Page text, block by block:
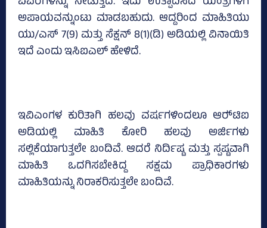
ಅಪಾಯವನ್ನುಂಟು ಮಾಡಬಹುದು. ಆದ್ದರಿಂದ ಮಾಹಿತಿಯು
ಯು/ಎಸ್ 7(9) ಮತ್ತು ಸೆಕ್ಷನ್ 8(1)(ಡಿ) ಅಡಿಯಲ್ಲಿ ವಿನಾಯಿತಿ
ಇದೆ ಎಂದು ಇಸಿಐಎಲ್‌ ಹೇಳಿದೆ.
ಇವಿಎಂಗಳ ಕುರಿತಾಗಿ ಹಲವು ವರ್ಷಗಳಿಂದಲೂ ಆರ್‍‌ಟಿಐ
ಅಡಿಯಲ್ಲಿ ಮಾಹಿತಿ ಕೋರಿ ಹಲವು ಅರ್ಜಿಗಳು
ಸಲ್ಲಿಕೆಯಾಗುತ್ತಲೇ ಬಂದಿವೆ. ಆದರೆ ನಿರ್ದಿಷ್ಟ ಮತ್ತು ಸ್ಪಷ್ಟವಾಗಿ
ಮಾಹಿತಿ ಒದಗಿಸಬೇಕಿದ್ದ ಸಕ್ಷಮ ಪ್ರಾಧಿಕಾರಗಳು
ಮಾಹಿತಿಯನ್ನು ನಿರಾಕರಿಸುತ್ತಲೇ ಬಂದಿವೆ.